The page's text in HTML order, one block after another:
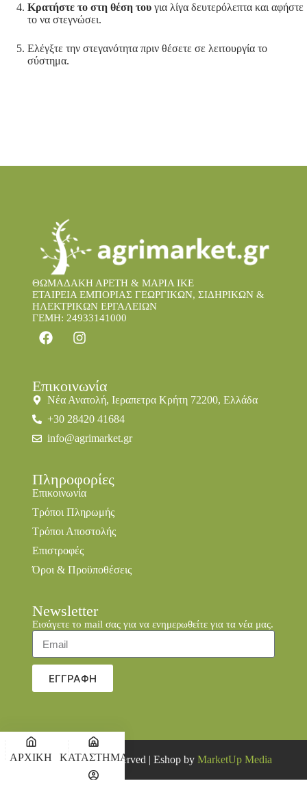
Κρατήστε το στη θέση του για λίγα δευτερόλεπτα και αφήστε
το να στεγνώσει.
Ελέγξτε την στεγανότητα πριν θέσετε σε λειτουργία το
σύστημα.
ΘΩΜΑΔΑΚΗ ΑΡΕΤΗ & ΜΑΡΙΑ IKE
ΕΤΑΙΡΕΙΑ ΕΜΠΟΡΙΑΣ ΓΕΩΡΓΙΚΩΝ, ΣΙΔΗΡΙΚΩΝ &
ΗΛΕΚΤΡΙΚΩΝ ΕΡΓΑΛΕΙΩΝ
ΓΕΜΗ: 24933141000
Επικοινωνία
Νέα Ανατολή, Ιεραπετρα Κρήτη 72200, Ελλάδα
+30 28420 41684
info@agrimarket.gr
Πληροφορίες
Επικοινωνία
Τρόποι Πληρωμής
Τρόποι Αποστολής
Επιστροφές
Όροι & Προϋποθέσεις
Newsletter
Εισάγετε το mail σας για να ενημερωθείτε για τα νέα μας.
ΕΓΓΡΑΦΗ
© 2026 all rights reserved | Eshop byMarketUp Media
ΑΡΧΙΚΗ ΚΑΤΑΣΤΗΜΑ